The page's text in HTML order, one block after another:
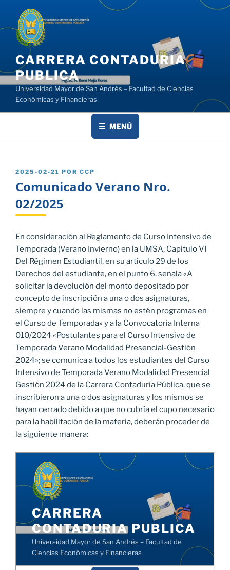
contenido
CARRERA CONTADURIA
PUBLICA
Universidad Mayor de San Andrés – Facultad de Ciencias
Económicas y Financieras
MENÚ
PUBLICADO
2025-02-21 POR CCP
Comunicado Verano Nro.
02/2025
En consideración al Reglamento de Curso Intensivo de
Temporada (Verano Invierno) en la UMSA, Capitulo VI
Del Régimen Estudiantil, en su articulo 29 de los
Derechos del estudiante, en el punto 6, señala «A
solicitar la devolución del monto depositado por
concepto de inscripción a una o dos asignaturas,
siempre y cuando las mismas no estén programas en
el Curso de Temporada» y a la Convocatoria Interna
010/2024 «Postulantes para el Curso Intensivo de
Temporada Verano Modalidad Presencial-Gestión
2024»; se comunica a todos los estudiantes del Curso
Intensivo de Temporada Verano Modalidad Presencial
Gestión 2024 de la Carrera Contaduría Pública, que se
inscribieron a una o dos asignaturas y los mismos se
hayan cerrado debido a que no cubría el cupo necesario
para la habilitación de la materia, deberán proceder de
la siguiente manera: